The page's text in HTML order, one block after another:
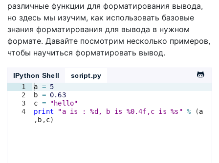
различные функции для форматирования вывода,
но здесь мы изучим, как использовать базовые
знания форматирования для вывода в нужном
формате. Давайте посмотрим несколько примеров,
чтобы научиться форматировать вывод.
IPython Shell
script.py
1
2
3
4
a = 5
b = 0.63
c =
"hello"
print
"a is : %d, b is %0.4f,c is %s" % (a
, b ,c)